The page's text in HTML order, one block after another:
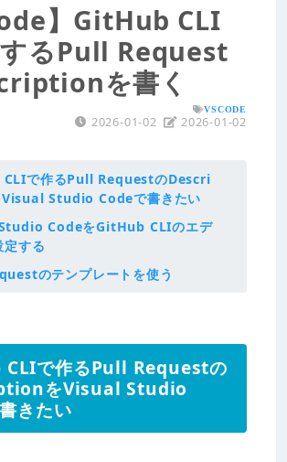
】GitHub CLI
るPull Request
を書く
VSCODE
2026-01-02 2026-01-02
で作るPull RequestのDescri
Studio Codeで書きたい
CodeをGitHub CLIのエデ
定する
のテンプレートを使う
で作るPull Requestの
をVisual Studio
きたい